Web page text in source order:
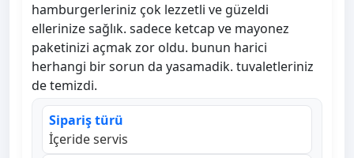
hamburgerleriniz çok lezzetli ve güzeldi
ellerinize sağlık. sadece ketcap ve mayonez
paketinizi açmak zor oldu. bunun harici
herhangi bir sorun da yasamadik. tuvaletleriniz
de temizdi.
Sipariş türü
İçeride servis